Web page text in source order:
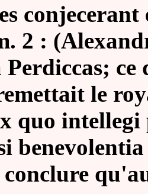
conjecerant
2 :
Perdiccas;
le
quo intellegi